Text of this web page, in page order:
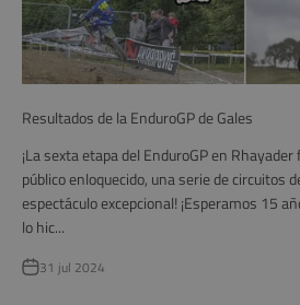
Resultados de la EnduroGP de Gales
¡La sexta etapa del EnduroGP en Rhayader
público enloquecido, una serie de circuitos
espectáculo excepcional! ¡Esperamos 15
lo hic...
31 jul 2024